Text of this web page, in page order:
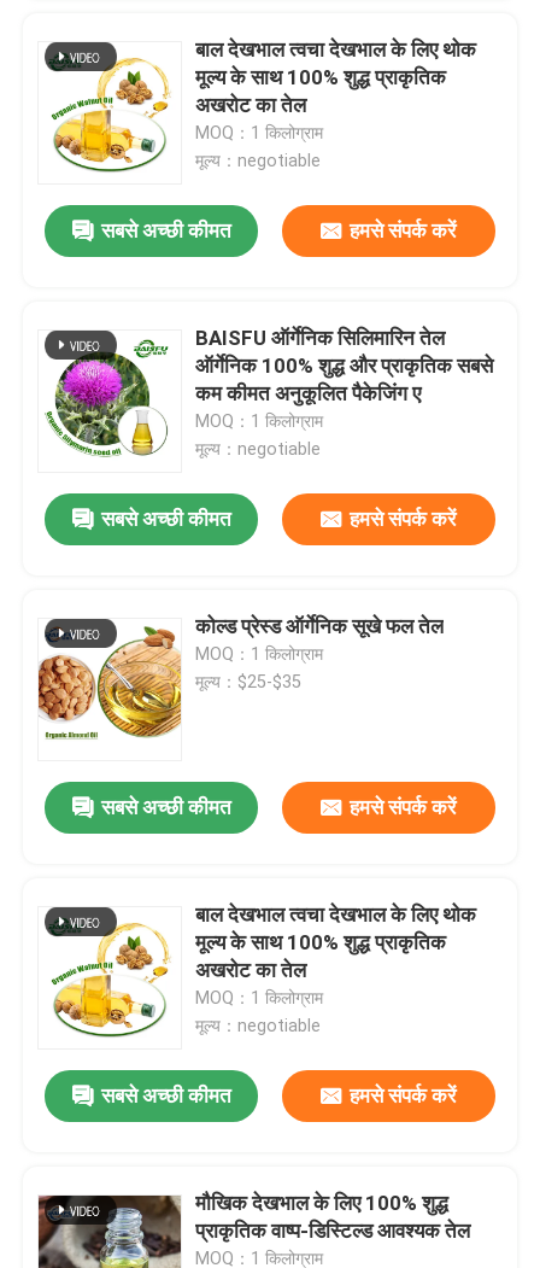
घर
वीडियो
बाल देखभाल त्वचा देखभाल के लिए थोक
मूल्य के साथ 100% शुद्ध प्राकृतिक
अखरोट का तेल
MOQ：1 किलोग्राम
मूल्य：negotiable
सबसे अच्छी कीमत हमसे संपर्क करें
BAISFU ऑर्गेनिक सिलिमारिन तेल
ऑर्गेनिक 100% शुद्ध और प्राकृतिक सबसे
कम कीमत अनुकूलित पैकेजिंग ए
MOQ：1 किलोग्राम
मूल्य：negotiable
सबसे अच्छी कीमत हमसे संपर्क करें
कोल्ड प्रेस्ड ऑर्गेनिक सूखे फल तेल
MOQ：1 किलोग्राम
मूल्य：$25-$35
सबसे अच्छी कीमत हमसे संपर्क करें
बाल देखभाल त्वचा देखभाल के लिए थोक
मूल्य के साथ 100% शुद्ध प्राकृतिक
अखरोट का तेल
MOQ：1 किलोग्राम
मूल्य：negotiable
सबसे अच्छी कीमत हमसे संपर्क करें
मौखिक देखभाल के लिए 100% शुद्ध
प्राकृतिक वाष्प-डिस्टिल्ड आवश्यक तेल
MOQ：1 किलोग्राम